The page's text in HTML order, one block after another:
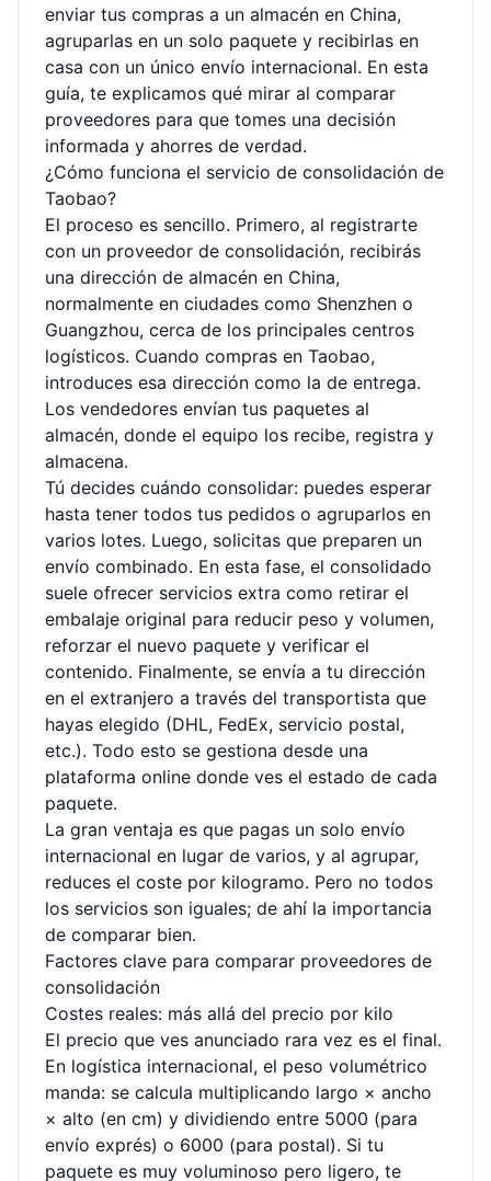
enviar tus compras a un almacén en China,
agruparlas en un solo paquete y recibirlas en
casa con un único envío internacional. En esta
guía, te explicamos qué mirar al comparar
proveedores para que tomes una decisión
informada y ahorres de verdad.
¿Cómo funciona el servicio de consolidación de
Taobao?
El proceso es sencillo. Primero, al registrarte
con un proveedor de consolidación, recibirás
una dirección de almacén en China,
normalmente en ciudades como Shenzhen o
Guangzhou, cerca de los principales centros
logísticos. Cuando compras en Taobao,
introduces esa dirección como la de entrega.
Los vendedores envían tus paquetes al
almacén, donde el equipo los recibe, registra y
almacena.
Tú decides cuándo consolidar: puedes esperar
hasta tener todos tus pedidos o agruparlos en
varios lotes. Luego, solicitas que preparen un
envío combinado. En esta fase, el consolidado
suele ofrecer servicios extra como retirar el
embalaje original para reducir peso y volumen,
reforzar el nuevo paquete y verificar el
contenido. Finalmente, se envía a tu dirección
en el extranjero a través del transportista que
hayas elegido (DHL, FedEx, servicio postal,
etc.). Todo esto se gestiona desde una
plataforma online donde ves el estado de cada
paquete.
La gran ventaja es que pagas un solo envío
internacional en lugar de varios, y al agrupar,
reduces el coste por kilogramo. Pero no todos
los servicios son iguales; de ahí la importancia
de comparar bien.
Factores clave para comparar proveedores de
consolidación
Costes reales: más allá del precio por kilo
El precio que ves anunciado rara vez es el final.
En logística internacional, el peso volumétrico
manda: se calcula multiplicando largo × ancho
× alto (en cm) y dividiendo entre 5000 (para
envío exprés) o 6000 (para postal). Si tu
paquete es muy voluminoso pero ligero, te